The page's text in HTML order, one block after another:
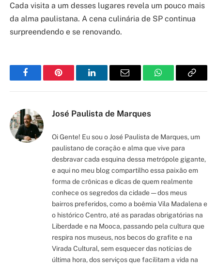
Cada visita a um desses lugares revela um pouco mais
da alma paulistana. A cena culinária de SP continua
surpreendendo e se renovando.
FacebookPinterest LinkedInEmail WhatsAppCopy
José Paulista de Marques
Oi Gente! Eu sou o José Paulista de Marques, um
paulistano de coração e alma que vive para
desbravar cada esquina dessa metrópole gigante,
e aqui no meu blog compartilho essa paixão em
forma de crônicas e dicas de quem realmente
conhece os segredos da cidade — dos meus
bairros preferidos, como a boêmia Vila Madalena e
o histórico Centro, até as paradas obrigatórias na
Liberdade e na Mooca, passando pela cultura que
respira nos museus, nos becos do grafite e na
Virada Cultural, sem esquecer das notícias de
última hora, dos serviços que facilitam a vida na